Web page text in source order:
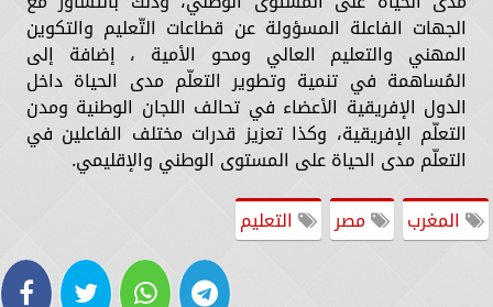
الجهات الفاعلة المسؤولة عن قطاعات التّعليم والتكوين
المهني والتعليم العالي ومحو الأمية ، إضافة إلى
المُساهمة في تنمية وتطوير التعلّم مدى الحياة داخل
الدول الإفريقية الأعضاء في تحالف اللجان الوطنية ومدن
التعلّم الإفريقية، وكذا تعزيز قدرات مختلف الفاعلين في
التعلّم مدى الحياة على المستوى الوطني والإقليمي.
المغرب
مصر التعليم